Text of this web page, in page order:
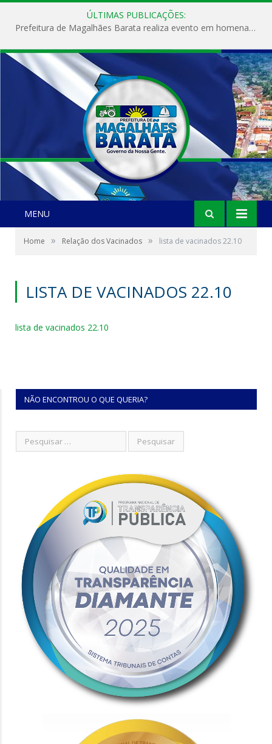
ÚLTIMAS PUBLICAÇÕES:
Prefeitura de Magalhães Barata realiza evento em homenagem ao Dia Internacional da Mulher
MENU
Home » Relação dos Vacinados » lista de vacinados 22.10
LISTA DE VACINADOS 22.10
lista de vacinados 22.10
NÃO ENCONTROU O QUE QUERIA?